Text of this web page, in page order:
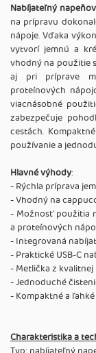
Nabíjateľný
na prípravu
nápoje. Vďaka
vytvorí jemnú a
vhodný na použitie
aj pri príprave
proteínových
viacnásobné
zabezpečuje
cestách.
používanie a
Hlavné výhody:
- Rýchla príprava
- Vhodný na
- Možnosť použitia
a proteínových
- Integrovaná
- Praktické USB-C
- Metlička z
- Jednoduché
- Kompaktné a
Charakteristika a